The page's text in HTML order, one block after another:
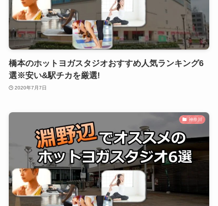
橋本のホットヨガスタジオおすすめ人気ランキング6
選※安い&駅チカを厳選!
2020年7月7日
神奈川